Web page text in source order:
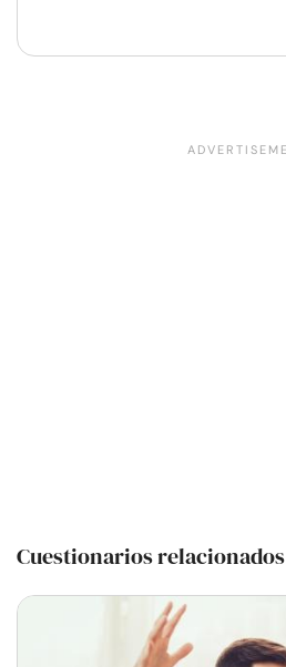
Cuestionarios relacionados